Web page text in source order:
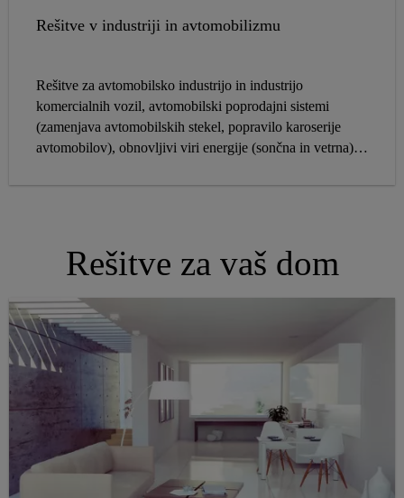
Rešitve v industriji in avtomobilizmu
Rešitve za avtomobilsko industrijo in industrijo
komercialnih vozil, avtomobilski poprodajni sistemi
(zamenjava avtomobilskih stekel, popravilo karoserije
avtomobilov), obnovljivi viri energije (sončna in vetrna) in
izolacijske steklene enote).
Rešitve za vaš dom